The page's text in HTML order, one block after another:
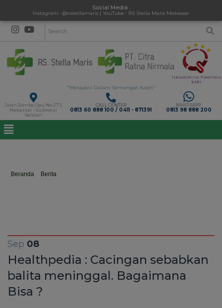
Social Media :
Instagram : @rsstellamaris | YouTube : RS Stella Maris Makassar
"Melayani Dalam Semangat Kasih"
Jalan Somba Opu No 273,
Makassar - Sulawesi
Selatan
CALL CENTER
0813 60 888 100 / 0411 - 871391
WHATSAPP
0813 98 888 200
Beranda Berita
Sep 08
Healthpedia : Cacingan sebabkan
balita meninggal. Bagaimana
Bisa ?